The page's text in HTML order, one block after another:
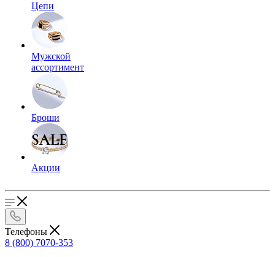
Цепи
Мужской
ассортимент
Броши
Акции
Телефоны
8 (800) 7070-353